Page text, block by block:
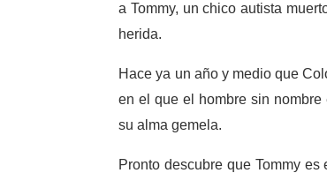
a Tommy, un chico autista
herida.
Hace ya un año y medio que
en el que el hombre sin
su alma gemela.
Pronto descubre que Tommy